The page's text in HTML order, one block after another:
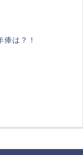
は？！